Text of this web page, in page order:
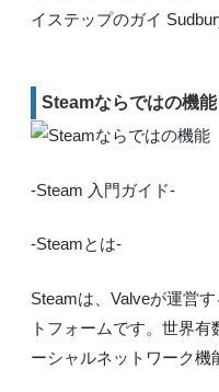
イステップのガイ
Steamならではの機能
-Steam 入門ガイド-
-Steamとは-
Steamは、Valveが運営
トフォームです。世界
ーシャルネットワーク機